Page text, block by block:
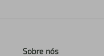
Sobre nós